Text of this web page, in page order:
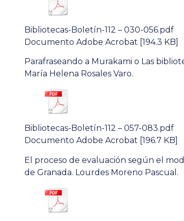
Bibliotecas-Boletín-112 – 030-056.pdf
Documento Adobe Acrobat [194.3 KB]
Parafraseando a Murakami o Las
María Helena Rosales Varo.
Bibliotecas-Boletín-112 – 057-083.pdf
Documento Adobe Acrobat [196.7 KB]
El proceso de evaluación según el
de Granada. Lourdes Moreno Pascual.